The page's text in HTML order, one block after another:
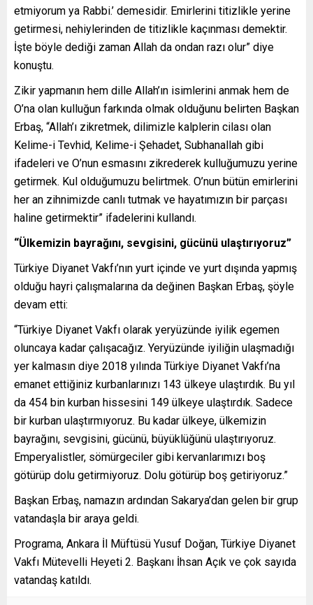
etmiyorum ya Rabbi.’ demesidir. Emirlerini titizlikle yerine
getirmesi, nehiylerinden de titizlikle kaçınması demektir.
İşte böyle dediği zaman Allah da ondan razı olur” diye
konuştu.
Zikir yapmanın hem dille Allah’ın isimlerini anmak hem de
O’na olan kulluğun farkında olmak olduğunu belirten Başkan
Erbaş, “Allah’ı zikretmek, dilimizle kalplerin cilası olan
Kelime-i Tevhid, Kelime-i Şehadet, Subhanallah gibi
ifadeleri ve O’nun esmasını zikrederek kulluğumuzu yerine
getirmek. Kul olduğumuzu belirtmek. O’nun bütün emirlerini
her an zihnimizde canlı tutmak ve hayatımızın bir parçası
haline getirmektir” ifadelerini kullandı.
“Ülkemizin bayrağını, sevgisini, gücünü ulaştırıyoruz”
Türkiye Diyanet Vakfı’nın yurt içinde ve yurt dışında yapmış
olduğu hayri çalışmalarına da değinen Başkan Erbaş, şöyle
devam etti:
“Türkiye Diyanet Vakfı olarak yeryüzünde iyilik egemen
oluncaya kadar çalışacağız. Yeryüzünde iyiliğin ulaşmadığı
yer kalmasın diye 2018 yılında Türkiye Diyanet Vakfı’na
emanet ettiğiniz kurbanlarınızı 143 ülkeye ulaştırdık. Bu yıl
da 454 bin kurban hissesini 149 ülkeye ulaştırdık. Sadece
bir kurban ulaştırmıyoruz. Bu kadar ülkeye, ülkemizin
bayrağını, sevgisini, gücünü, büyüklüğünü ulaştırıyoruz.
Emperyalistler, sömürgeciler gibi kervanlarımızı boş
götürüp dolu getirmiyoruz. Dolu götürüp boş getiriyoruz.”
Başkan Erbaş, namazın ardından Sakarya’dan gelen bir grup
vatandaşla bir araya geldi.
Programa, Ankara İl Müftüsü Yusuf Doğan, Türkiye Diyanet
Vakfı Mütevelli Heyeti 2. Başkanı İhsan Açık ve çok sayıda
vatandaş katıldı.